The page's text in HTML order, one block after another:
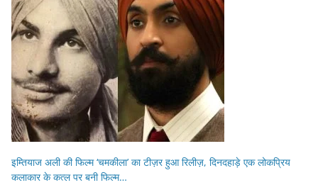
इम्तियाज अली की फिल्म ‘चमकीला’ का टीज़र हुआ रिलीज़, दिनदहाड़े एक लोकप्रिय
कलाकार के कत्ल पर बनी फिल्म…